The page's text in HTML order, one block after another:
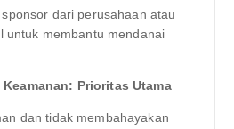
dari perusahaan atau
untuk membantu mendanai
Prioritas Utama
dan tidak membahayakan